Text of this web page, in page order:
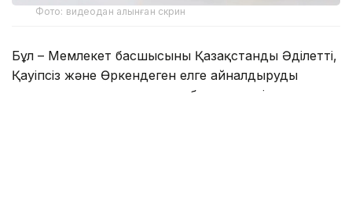
Фото: видеодан алынған скрин
Бұл – Мемлекет басшысының Қазақстанды Әділетті,
Қауіпсіз және Өркендеген елге айналдыруды
көздеген ұлы мұратының сөзбен көмкерілген